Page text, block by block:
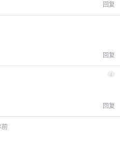
回复
回复
4
回复
前